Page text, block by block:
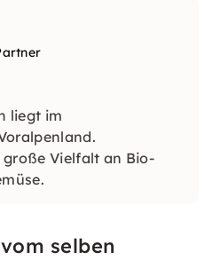
liegt im
Vielfalt an Bio-
selben